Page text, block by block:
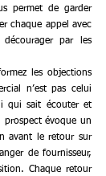
permet de garder
chaque appel avec
par les
les objections
n’est pas celui
qui sait écouter et
prospect évoque un
avant le retour sur
de fournisseur,
Chaque retour